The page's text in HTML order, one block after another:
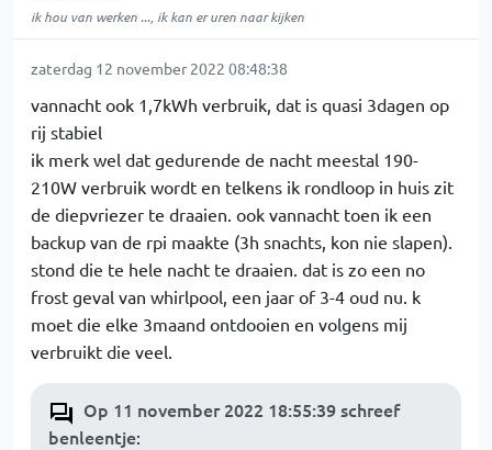
ik hou van werken ..., ik kan er uren naar kijken
zaterdag 12 november 2022 08:48:38
vannacht ook 1,7kWh verbruik, dat is quasi 3dagen op
rij stabiel
ik merk wel dat gedurende de nacht meestal 190-
210W verbruik wordt en telkens ik rondloop in huis zit
de diepvriezer te draaien. ook vannacht toen ik een
backup van de rpi maakte (3h snachts, kon nie slapen).
stond die te hele nacht te draaien. dat is zo een no
frost geval van whirlpool, een jaar of 3-4 oud nu. k
moet die elke 3maand ontdooien en volgens mij
verbruikt die veel.
Op 11 november 2022 18:55:39 schreef
benleentje: